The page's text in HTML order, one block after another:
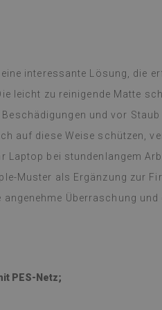
interessante Lösung, die
leicht zu reinigende Matte
und vor
auf diese Weise schützen,
Laptop bei stundenlangem
Muster als Ergänzung zur
angenehme Überraschung
PES-Netz;
beschrieben,
mühelos, und
begeistert und
dünne Folie
einer Woche,
dem Gasherd
Probleme
einem
werden oder
vor 1 Jahr